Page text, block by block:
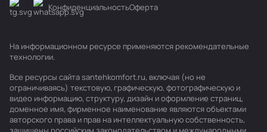
КонфиденциальностьОферта
На информационном ресурсе применяются рекомендательные
технологии.
Все ресурсы сайта santehkomfort.ru, включая (но не
ограничиваясь) текстовую, графическую, фотографическую и
видео информацию, структуру, дизайн и оформление страниц,
доменное имя, фирменное наименование являются объектами
авторского права и прав на интеллектуальную собственность,